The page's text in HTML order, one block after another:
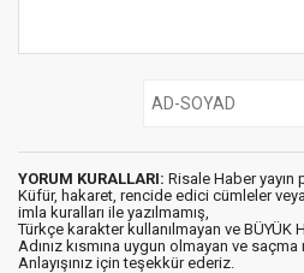
YORUM KURALLARI: Risale Haber yayın
Küfür, hakaret, rencide edici cümleler
imla kuralları ile yazılmamış,
Türkçe karakter kullanılmayan ve BÜYÜK
Adınız kısmına uygun olmayan ve
Anlayışınız için teşekkür ederiz.